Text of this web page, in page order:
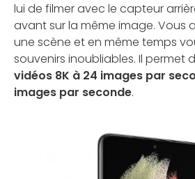
lui de filmer avec le capteur
avant sur la même image. Vous
une scène et en même temps
souvenirs inoubliables. Il permet
vidéos 8K à 24 images par
images par seconde.